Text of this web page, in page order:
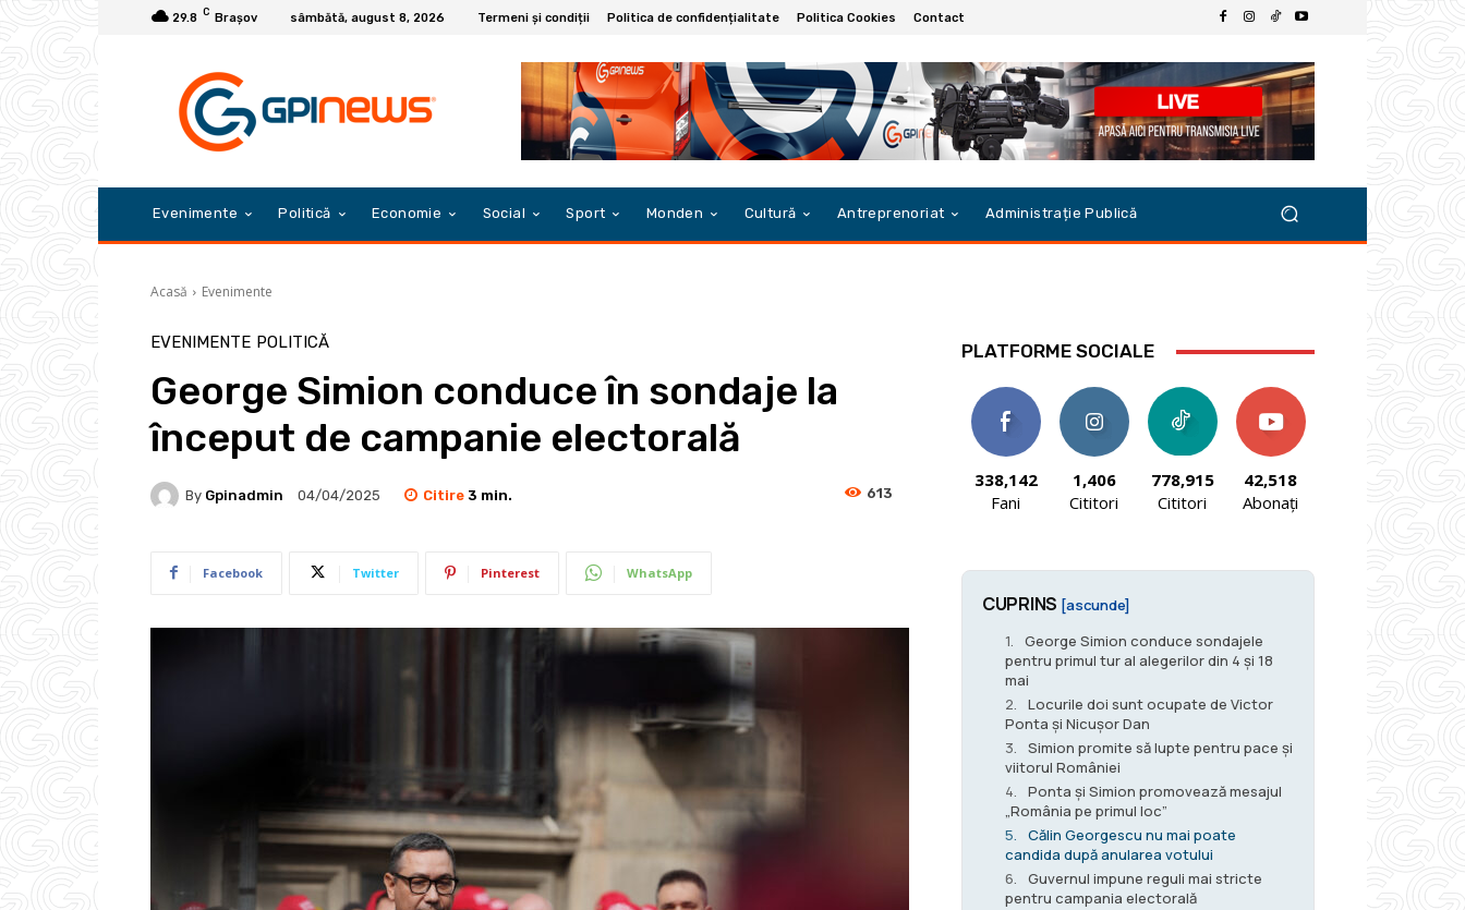
29.8 C Braşov sâmbătă, august 8, 2026 Termeni și condiții Politica de confidențialitate Politica Cookies Contact
Evenimente Politică Economie Social Sport Monden Cultură Antreprenoriat Administrație Publică
Acasă Evenimente
EVENIMENTE POLITICĂ
George Simion conduce în sondaje la
început de campanie electorală
By Gpinadmin 04/04/2025 Citire 3 min. 613
Facebook Twitter Pinterest WhatsApp
PLATFORME SOCIALE
338,142
Fani
1,406
Cititori
778,915
Cititori
42,518
Abonați
CUPRINS [ascunde]
George Simion conduce sondajele
pentru primul tur al alegerilor din 4 și 18
mai
Locurile doi sunt ocupate de Victor
Ponta și Nicușor Dan
Simion promite să lupte pentru pace și
viitorul României
Ponta și Simion promovează mesajul
„România pe primul loc”
Călin Georgescu nu mai poate
candida după anularea votului
Guvernul impune reguli mai stricte
pentru campania electorală